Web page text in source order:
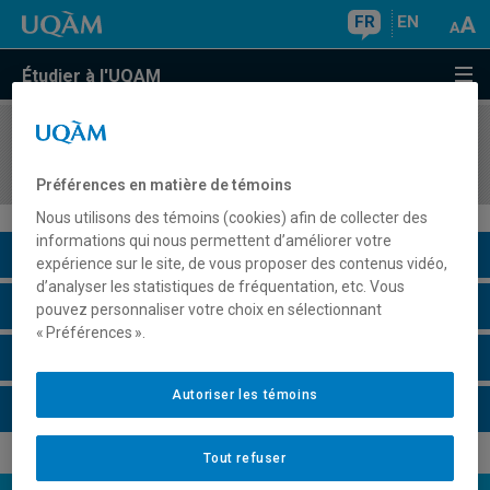
FR EN
Étudier à l'UQAM
COURS//
Description du cours
Horaire - Été 2026
Préférences en matière de témoins
Nous utilisons des témoins (cookies) afin de collecter des
informations qui nous permettent d’améliorer votre
expérience sur le site, de vous proposer des contenus vidéo,
d’analyser les statistiques de fréquentation, etc. Vous
pouvez personnaliser votre choix en sélectionnant
« Préférences ».
Tout refuser
Autoriser les témoins